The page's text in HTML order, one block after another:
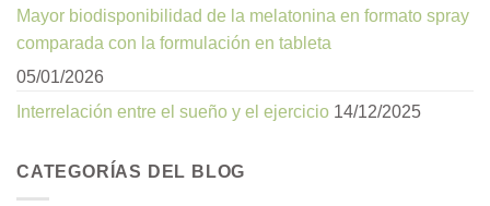
Mayor biodisponibilidad de la melatonina en formato spray
comparada con la formulación en tableta
05/01/2026
Interrelación entre el sueño y el ejercicio 14/12/2025
CATEGORÍAS DEL BLOG